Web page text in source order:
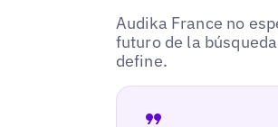
Audika France no
futuro de la
define.